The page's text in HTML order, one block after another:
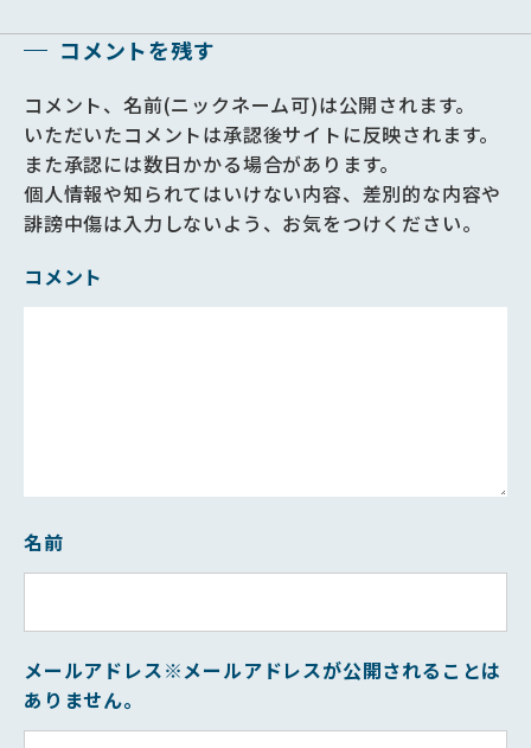
コメントを残す
コメント、名前(ニックネーム可)は公開されます。
いただいたコメントは承認後サイトに反映されます。
また承認には数日かかる場合があります。
個人情報や知られてはいけない内容、差別的な内容や
誹謗中傷は入力しないよう、お気をつけください。
コメント
名前
メールアドレス※メールアドレスが公開されることは
ありません。